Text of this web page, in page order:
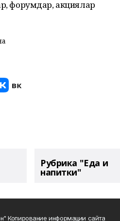
форумдар, акциялар
Рубрика "Еда и
напитки"
Копирование информации сайта